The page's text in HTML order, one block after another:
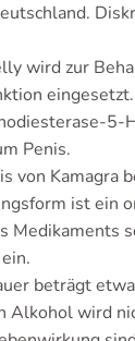
wird zur
5-
Penis.
von Kamagra
ist ein
Medikaments
beträgt
Alkohol wird